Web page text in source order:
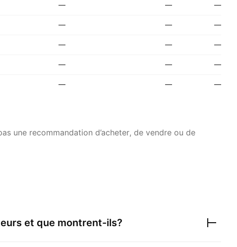
— — —
— — —
— — —
— — —
— — —
une recommandation d’acheter, de vendre ou de
et que montrent-ils?